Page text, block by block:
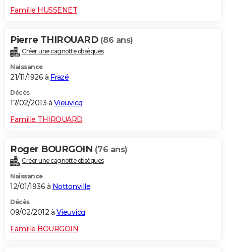
Famille HUSSENET
Pierre THIROUARD (86 ans)
Créer une cagnotte obsèques
Naissance
21/11/1926 à Frazé
Décès
17/02/2013 à Vieuvicq
Famille THIROUARD
Roger BOURGOIN (76 ans)
Créer une cagnotte obsèques
Naissance
12/01/1936 à Nottonville
Décès
09/02/2012 à Vieuvicq
Famille BOURGOIN